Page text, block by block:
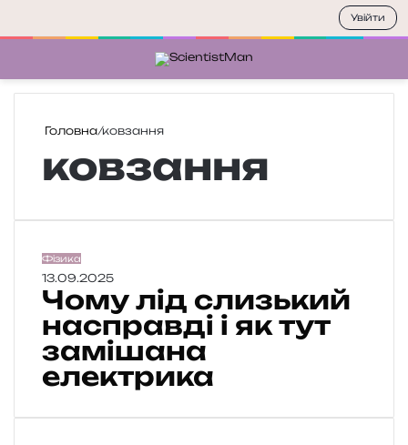
Головна/ковзання
ковзання
Ч
о
м
л
і
д
Фізика
13.09.2025
Чому лід слизький
насправді і як тут
замішана
електрика
Увійти